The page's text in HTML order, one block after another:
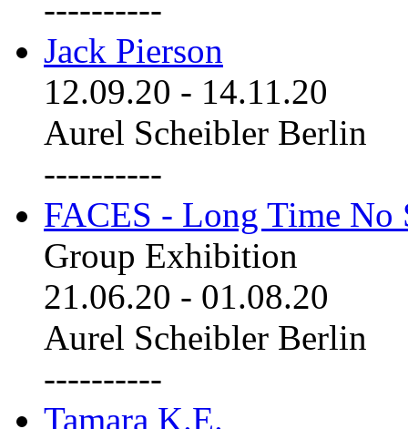
----------
Jack Pierson
12.09.20 - 14.11.20
Aurel Scheibler Berlin
----------
FACES - Long Time No
Group Exhibition
21.06.20 - 01.08.20
Aurel Scheibler Berlin
----------
Tamara K.E.